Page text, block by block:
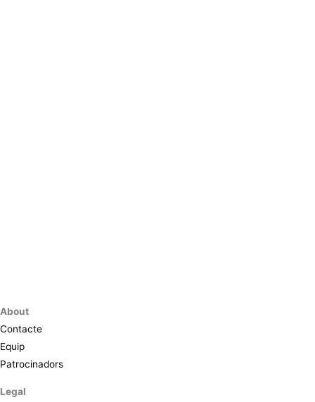
About
Contacte
Equip
Patrocinadors
Legal